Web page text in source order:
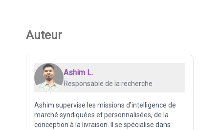
Auteur
Ashim L.
Responsable de la recherche
Ashim supervise les missions d'intelligence de
marché syndiquées et personnalisées, de la
conception à la livraison. Il se spécialise dans